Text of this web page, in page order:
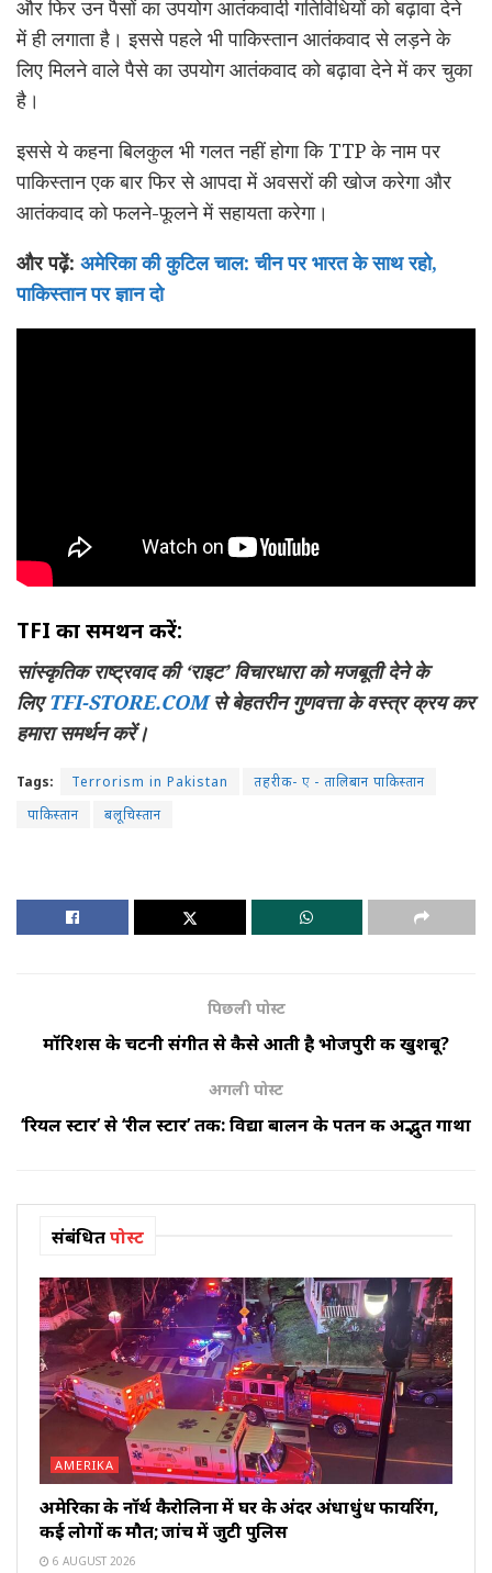
और फिर उन पैसों का उपयोग आतंकवादी गतिविधियों को बढ़ावा देने
में ही लगाता है। इससे पहले भी पाकिस्तान आतंकवाद से लड़ने के
लिए मिलने वाले पैसे का उपयोग आतंकवाद को बढ़ावा देने में कर चुका
है।
इससे ये कहना बिलकुल भी गलत नहीं होगा कि TTP के नाम पर
पाकिस्तान एक बार फिर से आपदा में अवसरों की खोज करेगा और
आतंकवाद को फलने-फूलने में सहायता करेगा।
और पढ़ें: अमेरिका की कुटिल चाल: चीन पर भारत के साथ रहो,
पाकिस्तान पर ज्ञान दो
TFI का समर्थन करें:
सांस्कृतिक राष्ट्रवाद की ‘राइट’ विचारधारा को मजबूती देने के
लिए TFI-STORE.COMसे बेहतरीन गुणवत्ता के वस्त्र क्रय कर
हमारा समर्थन करें।
Tags: Terrorism in Pakistan
तहरीक- ए - तालिबान पाकिस्तान
पाकिस्तान
बलूचिस्तान
पिछली पोस्ट
मॉरिशस के चटनी संगीत से कैसे आती है भोजपुरी की खुशबू?
अगली पोस्ट
‘रियल स्टार’ से ‘रील स्टार’ तक: विद्या बालन के पतन की अद्भुत गाथा
संबंधितपोस्ट
AMERIKA
अमेरिका के नॉर्थ कैरोलिना में घर के अंदर अंधाधुंध फायरिंग,
कई लोगों की मौत; जांच में जुटी पुलिस
6 AUGUST 2026